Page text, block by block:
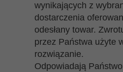
wynikających z
dostarczenia
odesłany towar.
przez Państwa użyte
rozwiązanie.
Odpowiadają